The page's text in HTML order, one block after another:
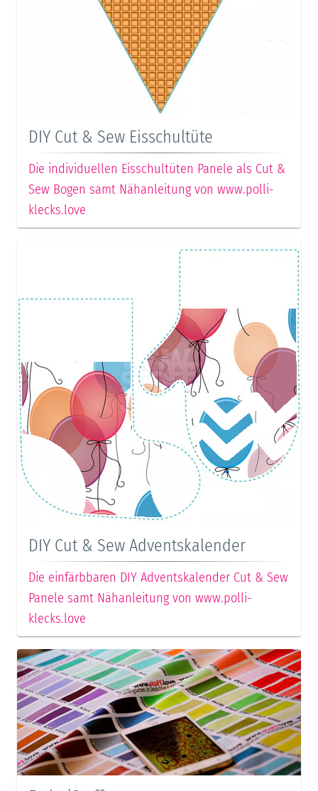
DIY Cut & Sew Eisschultüte
Die individuellen Eisschultüten Panele als Cut &
Sew Bogen samt Nähanleitung von www.polli-
klecks.love
DIY Cut & Sew Adventskalender
Die einfärbbaren DIY Adventskalender Cut & Sew
Panele samt Nähanleitung von www.polli-
klecks.love